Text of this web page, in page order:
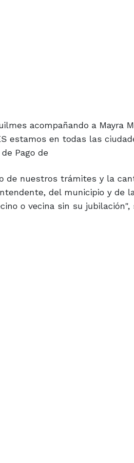
acompañando a Mayra
estamos en todas las
Pago de
de nuestros trámites y la
del municipio y de
o vecina sin su jubilación",